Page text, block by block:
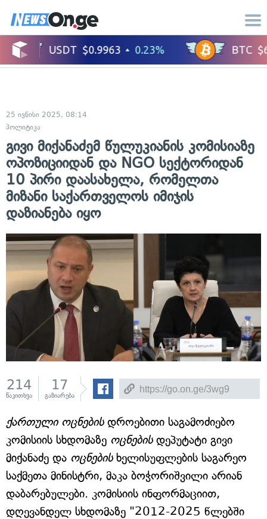
25 ივნისი 2025, 08:14
პოლიტიკა
გივი მიქანაძემ წულუკიანის კომისიაზე
ოპოზიციიდან და NGO სექტორიდან
10 პირი დაასახელა, რომელთა
მიზანი საქართველოს იმიჯის
დაზიანება იყო
214
წაკითხვა
17
გაზიარება
ქართული ოცნებისდროებითი საგამოძიებო
კომისიის სხდომაზე ოცნებისდეპუტატი გივი
მიქანაძე და ოცნებისხელისუფლების საგარეო
საქმეთა მინისტრი, მაკა ბოჭორიშვილი არიან
დაბარებულები. კომისიის ინფორმაციით,
დღევანდელ სხდომაზე "2012-2025 წლებში